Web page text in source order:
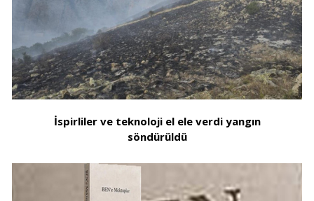
İspirliler ve teknoloji el ele verdi yangın
söndürüldü